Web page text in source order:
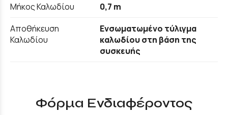
Μήκος Καλωδίου
0,7 m
Αποθήκευση
Καλωδίου
Ενσωματωμένο τύλιγμα
καλωδίου στη βάση της
συσκευής
Φόρμα Ενδιαφέροντος